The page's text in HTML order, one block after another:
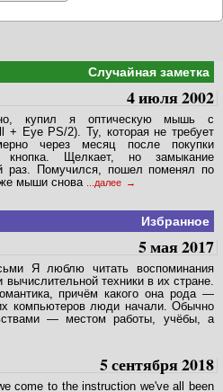
Случайная заметка
4 июля 2002
купил я оптическую мышь с
+ Eye PS/2). Ту, которая не требует
через месяц после покупки
кнопка. Щелкает, но замыкание
раз. Помучился, пошел поменял по
же мыши снова
...далее
Избранное
5 мая 2017
Я люблю читать воспоминания
техники в их стране.
причём какого она рода —
компьютеров люди начали. Обычно
— местом работы, учёбы, а
5 сентября 2018
come to the instruction we've all been